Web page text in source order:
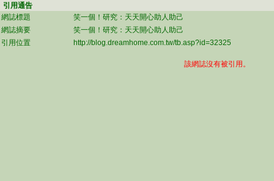
引用通告
網誌標題
笑一個！研究：天天開心助人助己
網誌摘要
笑一個！研究：天天開心助人助己
引用位置
http://blog.dreamhome.com.tw/tb.asp?id=32325
該網誌沒有被引用。